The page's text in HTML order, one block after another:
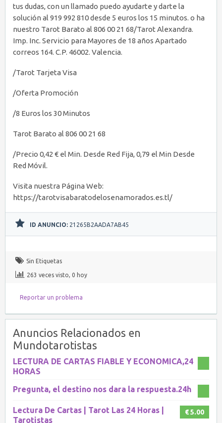
tus dudas, con un llamado puedo ayudarte y darte la
solución al 919 992 810 desde 5 euros los 15 minutos. o ha
nuestro Tarot Barato al 806 00 21 68/Tarot Alexandra.
Imp. Inc. Servicio para Mayores de 18 años Apartado
correos 164. C.P. 46002. Valencia.
/Tarot Tarjeta Visa
/Oferta Promoción
/8 Euros los 30 Minutos
Tarot Barato al 806 00 21 68
/Precio 0,42 € el Min. Desde Red Fija, 0,79 el Min Desde
Red Móvil.
Visita nuestra Página Web:
https://tarotvisabaratodelosenamorados.es.tl/
ID ANUNCIO: 21265B2AADA7AB45
Sin Etiquetas
263 veces visto, 0 hoy
Reportar un problema
Anuncios Relacionados en
Mundotarotistas
LECTURA DE CARTAS FIABLE Y ECONOMICA,24
HORAS
Pregunta, el destino nos dara la respuesta.24h
€ 5.00
Lectura De Cartas | Tarot Las 24 Horas |
Tarotistas